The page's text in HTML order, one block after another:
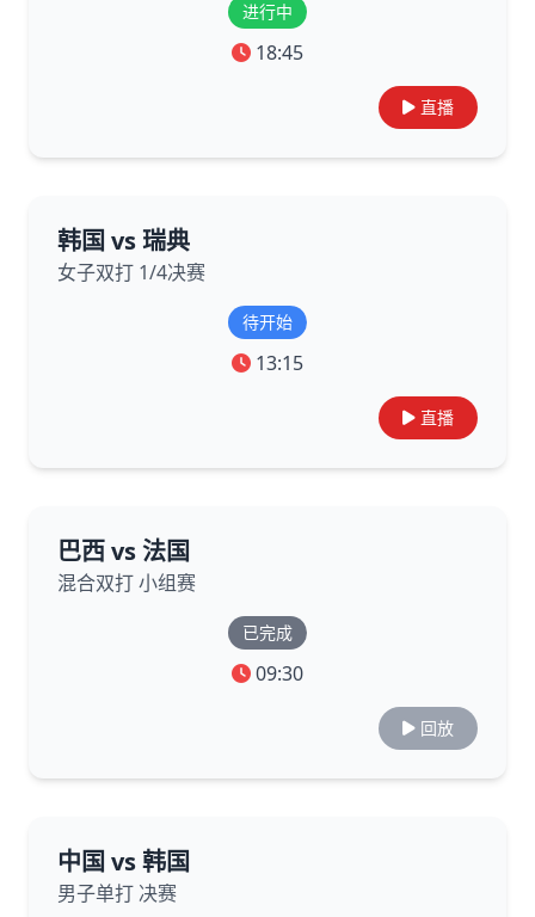
进行中
18:45
直播
韩国 vs 瑞典
女子双打 1/4决赛
待开始
13:15
直播
巴西 vs 法国
混合双打 小组赛
已完成
09:30
回放
中国 vs 韩国
男子单打 决赛